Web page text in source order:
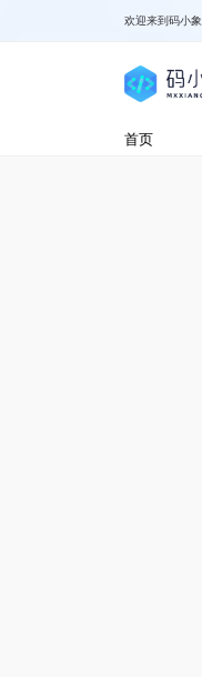
欢迎来到码小象
首页